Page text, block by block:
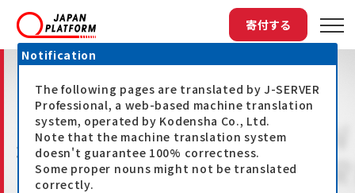
寄付する
最新情報
Notification
The following pages are translated by J-SERVER
Professional, a web-based machine translation
system, operated by Kodensha Co., Ltd.
Note that the machine translation system
doesn't guarantee 100% correctness.
Some proper nouns might not be translated
correctly.